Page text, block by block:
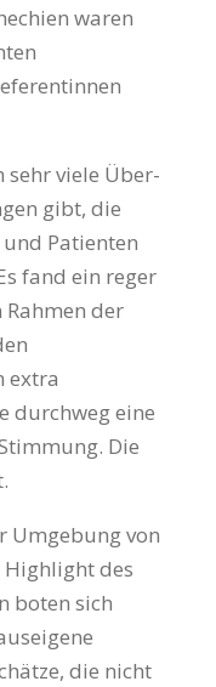
waren
sehr viele Über­
gibt, die
Patienten
fand ein reger
der
extra
durchweg eine
Die
Um­ge­bung von
Highlight des
boten sich
die nicht